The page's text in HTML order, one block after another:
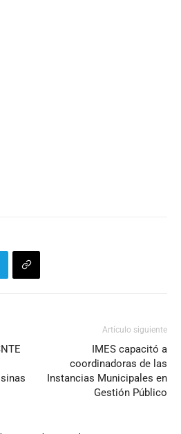
Artículo siguiente
IMES capacitó a
coordinadoras de las
Instancias Municipales en
Gestión Público